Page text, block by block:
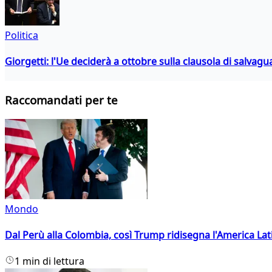
Politica
Giorgetti: l'Ue deciderà a ottobre sulla clausola di
Raccomandati per te
Mondo
Dal Perù alla Colombia, così Trump ridisegna l'America
1 min di lettura